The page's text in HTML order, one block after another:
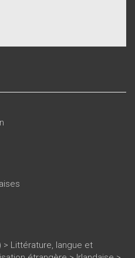
> Littérature, langue et